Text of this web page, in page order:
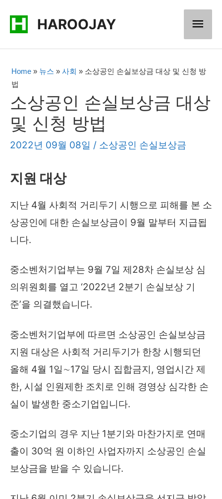
HAROOJAY
메
인
메
뉴
Home » 뉴스 » 사회 » 소상공인 손실보상금 대상 및 신청 방
법
소상공인 손실보상금 대상
및 신청 방법
2022년 09월 08일 / 소상공인 손실보상금
지원 대상
지난 4월 사회적 거리두기 시행으로 피해를 본 소
상공인에 대한 손실보상금이 9월 말부터 지급됩
니다.
중소벤처기업부는 9월 7일 제28차 손실보상 심
의위원회를 열고 ‘2022년 2분기 손실보상 기
준’을 의결했습니다.
중소벤처기업부에 따르면 소상공인 손실보상금
지원 대상은 사회적 거리두기가 한창 시행되던
올해 4월 1일∼17일 당시 집합금지, 영업시간 제
한, 시설 인원제한 조치로 인해 경영상 심각한 손
실이 발생한 중소기업입니다.
중소기업의 경우 지난 1분기와 마찬가지로 연매
출이 30억 원 이하인 사업자까지 소상공인 손실
보상금을 받을 수 있습니다.